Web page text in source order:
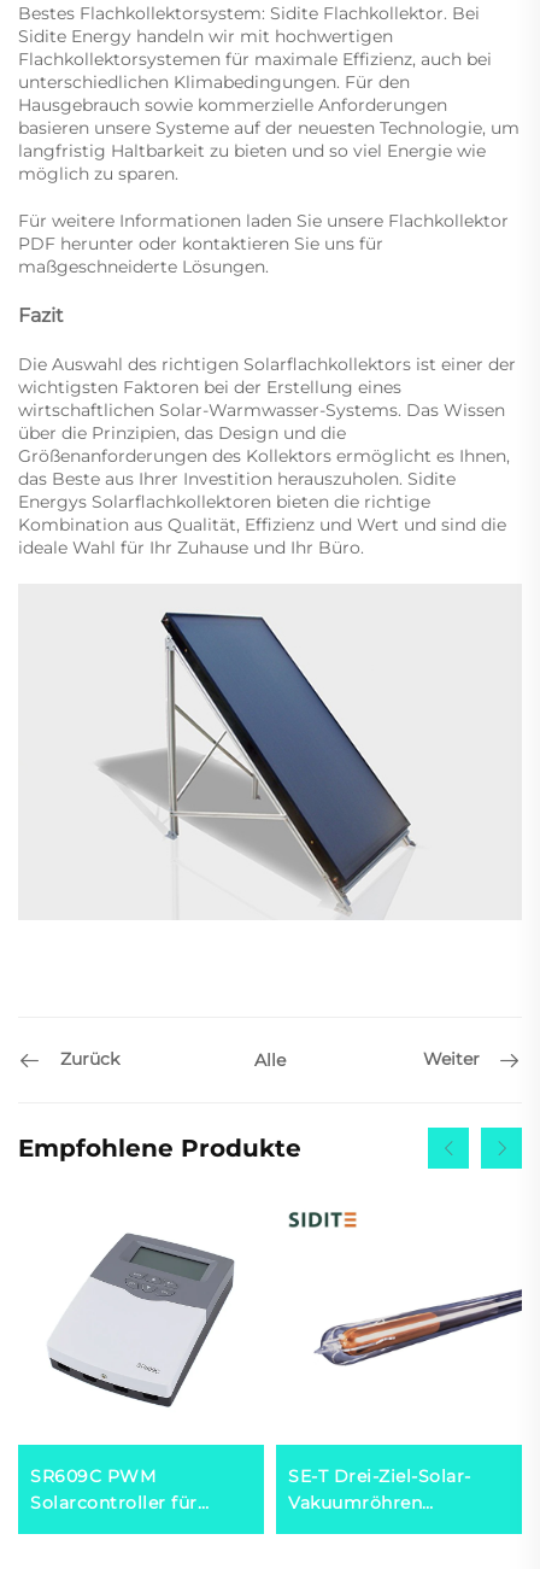
Bestes Flachkollektorsystem: Sidite Flachkollektor. Bei
Sidite Energy handeln wir mit hochwertigen
Flachkollektorsystemen für maximale Effizienz, auch bei
unterschiedlichen Klimabedingungen. Für den
Hausgebrauch sowie kommerzielle Anforderungen
basieren unsere Systeme auf der neuesten Technologie, um
langfristig Haltbarkeit zu bieten und so viel Energie wie
möglich zu sparen.
Für weitere Informationen laden Sie unsere Flachkollektor
PDF herunter oder kontaktieren Sie uns für
maßgeschneiderte Lösungen.
Fazit
Die Auswahl des richtigen Solarflachkollektors ist einer der
wichtigsten Faktoren bei der Erstellung eines
wirtschaftlichen Solar-Warmwasser-Systems. Das Wissen
über die Prinzipien, das Design und die
Größenanforderungen des Kollektors ermöglicht es Ihnen,
das Beste aus Ihrer Investition herauszuholen. Sidite
Energys Solarflachkollektoren bieten die richtige
Kombination aus Qualität, Effizienz und Wert und sind die
ideale Wahl für Ihr Zuhause und Ihr Büro.
Zurück Alle Weiter
Empfohlene Produkte
SR609C PWM
Solarcontroller für
Solar-Wassererhitzer-
SE-T Drei-Ziel-Solar-
Vakuumröhren
Hochleistungs-